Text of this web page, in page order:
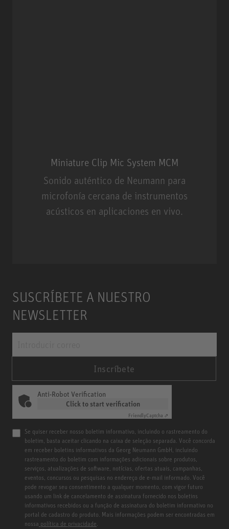
Miniature Clip Mic System MCM
Sonido auténtico de Neumann para
microfonía cercana de instrumentos
acústicos en aplicaciones en vivo.
SUSCRÍBETE A NUESTRO
NEWSLETTER
Inscríbete
Anti-Robot Verification
Click to start verification
FriendlyCaptcha ⇗
Se quiser receber nosso boletim informativo, incluindo o rastreamento do
boletim, basta aceitar clicando na caixa de seleção separada. Você concorda
em receber boletins informativos da Georg Neumann GmbH, incluindo
rastreamento do boletim com informações adicionais sobre produtos,
serviços, atualizações de software, notícias, ofertas atuais, campanhas,
eventos, concursos ou pesquisas no endereço de e-mail informado. Você
pode revogar seu consentimento a qualquer momento, com vigor futuro
usando um link de cancelamento de assinatura fornecido nos boletins
informativos recebidos ou a função de assinatura do boletim informativo no
portal de cadastro do produto. Mais informações podem ser encontradas em
nossa política de privacidade.